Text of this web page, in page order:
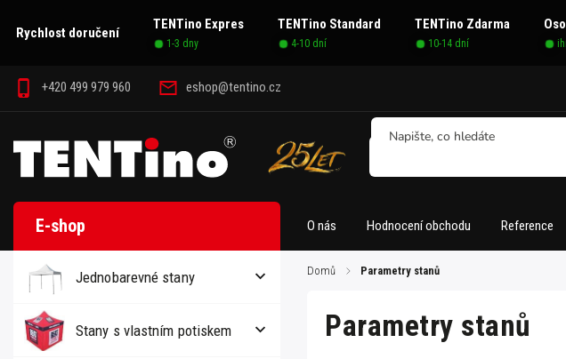
Rychlost doručení
TENTino Expres TENTino Standard TENTino Zdarma
1-3 dny 4-10 dní 10-14 dní
+420 499 979 960 eshop@tentino.cz
O nás Hodnocení obchodu Reference
Domů / Parametry stanů
Jednobarevné stany
Stany s vlastním potiskem Parametry stanů